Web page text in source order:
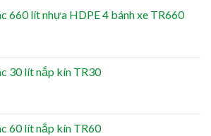
660 lít nhựa HDPE 4 bánh xe TR660
30 lít nắp kín TR30
60 lít nắp kín TR60